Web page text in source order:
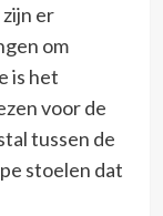
er
om
is het
voor de
tussen de
stoelen dat